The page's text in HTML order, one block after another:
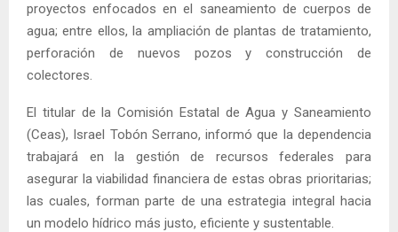
proyectos enfocados en el saneamiento de cuerpos de
agua; entre ellos, la ampliación de plantas de tratamiento,
perforación de nuevos pozos y construcción de
colectores.
El titular de la Comisión Estatal de Agua y Saneamiento
(Ceas), Israel Tobón Serrano, informó que la dependencia
trabajará en la gestión de recursos federales para
asegurar la viabilidad financiera de estas obras prioritarias;
las cuales, forman parte de una estrategia integral hacia
un modelo hídrico más justo, eficiente y sustentable.